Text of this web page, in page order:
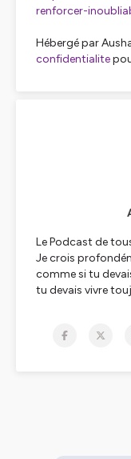
renforcer-
Hébergé par
confidentialite
Le Podcast de
Je crois
comme si tu
tu devais vivre
couve en
khôlle kɔl : Nom